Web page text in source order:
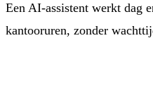
Een AI-assistent werkt dag
kantooruren, zonder